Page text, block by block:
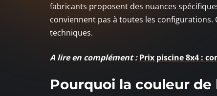
fabricants proposent des nuances
conviennent pas à toutes les configurations.
techniques.
A lire en complément : Prix piscine 8x4 :
Pourquoi la couleur